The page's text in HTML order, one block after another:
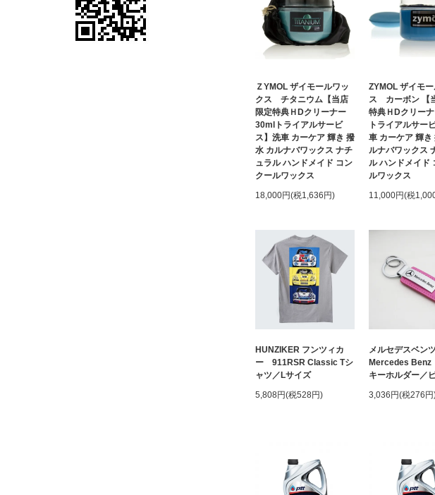
ＺYMOL ザイモールワッ
クス チタニウム【当店
限定特典ＨDクリーナー
30mlトライアルサービ
ス】洗車 カーケア 輝き 撥
水 カルナバワックス ナチ
ュラル ハンドメイド コン
クールワックス
18,000円(税1,636円)
ZYMOL ザイモ
ス カーボン 【
特典ＨDクリー
トライアルサー
車 カーケア 輝き
ルナバワックス
ル ハンドメイド
ルワックス
11,000円(税
HUNZIKER フンツィカ
ー 911RSR Classic Tシ
ャツ／Lサイズ
5,808円(税528円)
メルセデスベン
Mercedes
キーホルダー／
3,036円(税276円